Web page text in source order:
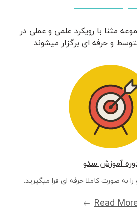
مثنا با رویکرد علمی و عملی در
و حرفه ای برگزار میشوند.
آموزش سئو
به صورت کاملا حرفه ای فرا میگیرید.
Read